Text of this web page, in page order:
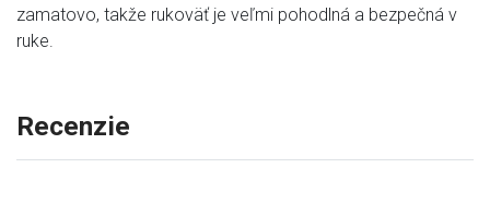
zamatovo, takže rukoväť je veľmi pohodlná a bezpečná v
ruke.
Recenzie